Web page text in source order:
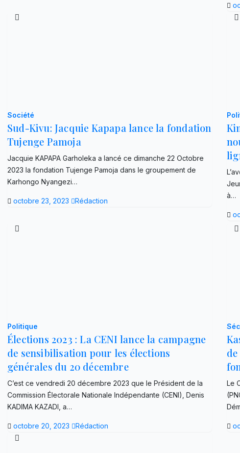
Société
Sud-Kivu: Jacquie Kapapa lance la fondation
Tujenge Pamoja
Jacquie KAPAPA Garholeka a lancé ce dimanche 22 Octobre
2023 la fondation Tujenge Pamoja dans le groupement de
Karhongo Nyangezi…
octobre 23, 2023 Rédaction
à…
Politique
Élections 2023 : La CENI lance la campagne
de sensibilisation pour les élections
générales du 20 décembre
C’est ce vendredi 20 décembre 2023 que le Président de la
Commission Électorale Nationale Indépendante (CENI), Denis
KADIMA KAZADI, a…
octobre 20, 2023 Rédaction
Le